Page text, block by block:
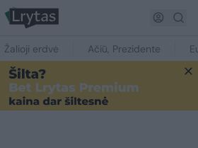
Žalioji erdvė Ačiū, Prezidente